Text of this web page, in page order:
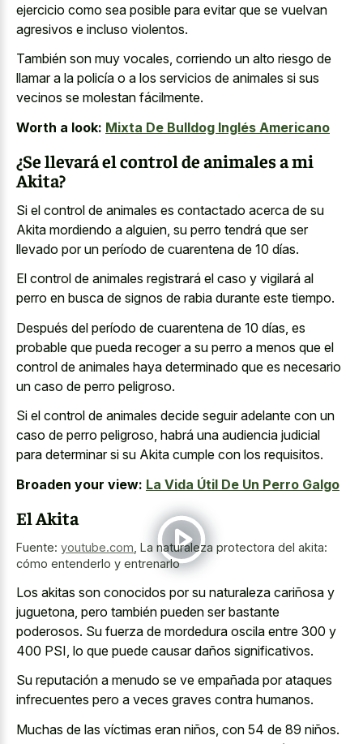
ejercicio como sea posible para evitar que se vuelvan
agresivos e incluso violentos.
También son muy vocales, corriendo un alto riesgo de
llamar a la policía o a los servicios de animales si sus
vecinos se molestan fácilmente.
Worth a look: Mixta De Bulldog Inglés Americano
¿Se llevará el control de animales a mi
Akita?
Si el control de animales es contactado acerca de su
Akita mordiendo a alguien, su perro tendrá que ser
llevado por un período de cuarentena de 10 días.
El control de animales registrará el caso y vigilará al
perro en busca de signos de rabia durante este tiempo.
Después del período de cuarentena de 10 días, es
probable que pueda recoger a su perro a menos que el
control de animales haya determinado que es necesario
un caso de perro peligroso.
Si el control de animales decide seguir adelante con un
caso de perro peligroso, habrá una audiencia judicial
para determinar si su Akita cumple con los requisitos.
Broaden your view: La Vida Útil De Un Perro Galgo
El Akita
Fuente: youtube.com La naturaleza protectora del akita:
cómo entenderlo y entrenarlo
Los akitas son conocidos por su naturaleza cariñosa y
juguetona, pero también pueden ser bastante
poderosos. Su fuerza de mordedura oscila entre 300 y
400 PSI, lo que puede causar daños significativos.
Su reputación a menudo se ve empañada por ataques
infrecuentes pero a veces graves contra humanos.
Muchas de las víctimas eran niños, con 54 de 89 niños.